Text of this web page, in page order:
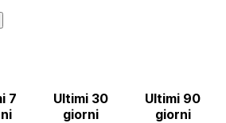
7
Ultimi 30
giorni
Ultimi 90
giorni